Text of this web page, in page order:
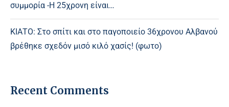
συμμορία -Η 25χρονη είναι…
ΚΙΑΤΟ: Στο σπίτι και στο παγοποιείο 36χρονου Αλβανού
βρέθηκε σχεδόν μισό κιλό χασίς! (φωτο)
Recent Comments